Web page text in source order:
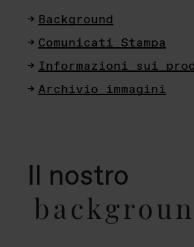
Background
Comunicati Stampa
Informazioni sui
Archivio immagini
Il nostro